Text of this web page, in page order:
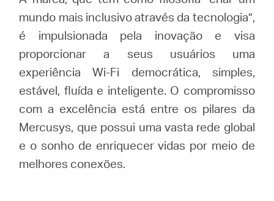
mundo mais inclusivo através da tecnologia”,
é impulsionada pela inovação e visa
proporcionar a seus usuários uma
experiência Wi-Fi democrática, simples,
estável, fluída e inteligente. O compromisso
com a excelência está entre os pilares da
Mercusys, que possui uma vasta rede global
e o sonho de enriquecer vidas por meio de
melhores conexões.